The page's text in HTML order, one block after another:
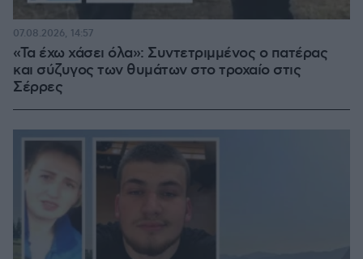
«Τα έχω χάσει όλα»: Συντετριμμένος ο πατέρας
και σύζυγος των θυμάτων στο τροχαίο στις
Σέρρες
07.08.2026, 14:57